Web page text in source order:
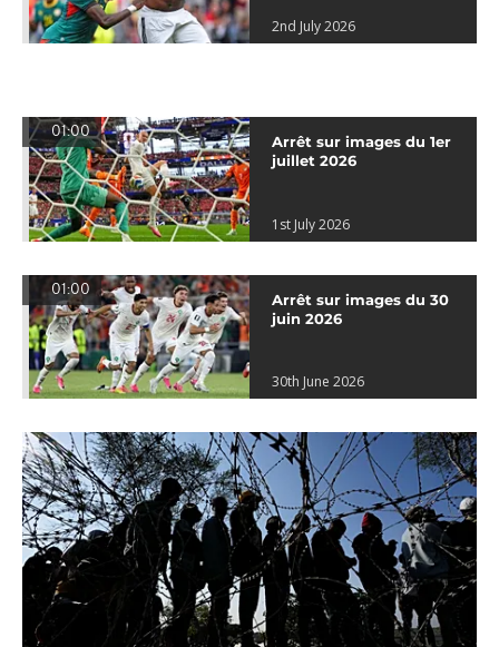
2nd July 2026
01:00
Arrêt sur images du 1er
juillet 2026
1st July 2026
01:00
Arrêt sur images du 30
juin 2026
30th June 2026